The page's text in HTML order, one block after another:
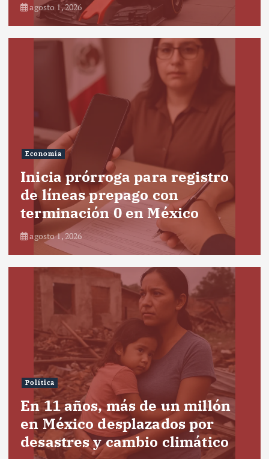
agosto 1, 2026
Economía
Inicia prórroga para registro
de líneas prepago con
terminación 0 en México
agosto 1, 2026
Política
En 11 años, más de un millón
en México desplazados por
desastres y cambio climático